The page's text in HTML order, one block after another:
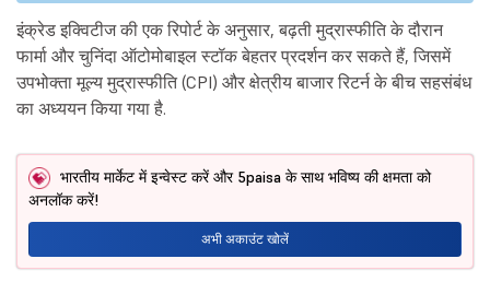
इंक्रेड इक्विटीज की एक रिपोर्ट के अनुसार, बढ़ती मुद्रास्फीति के दौरान
फार्मा और चुनिंदा ऑटोमोबाइल स्टॉक बेहतर प्रदर्शन कर सकते हैं, जिसमें
उपभोक्ता मूल्य मुद्रास्फीति (CPI) और क्षेत्रीय बाजार रिटर्न के बीच सहसंबंध
का अध्ययन किया गया है.
भारतीय मार्केट में इन्वेस्ट करें और 5paisa के साथ भविष्य की क्षमता को
अनलॉक करें!
अभी अकाउंट खोलें